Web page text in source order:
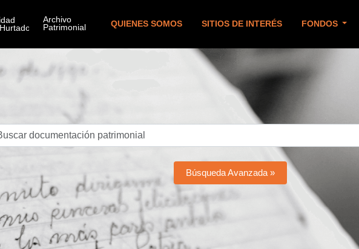
QUIENES SOMOS SITIOS DE INTERÉS FONDOS
Búsqueda Avanzada »